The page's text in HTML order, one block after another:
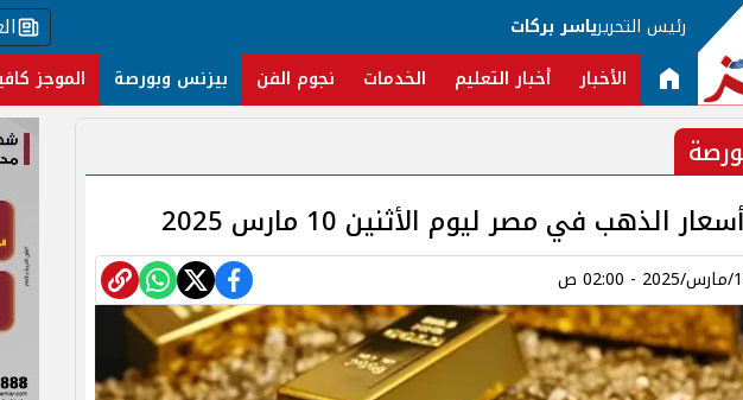
رئيس التحريرياسر بركات
الأخبار أخبار التعليم الخدمات نجوم الفن بيزنس وبورصة الموجز
الذهب في مصر ليوم الأثنين 10 مارس 2025